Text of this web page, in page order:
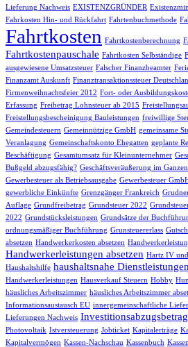
Lieferung Nachweis EXISTENZGRÜNDER
Fahrkosten Hin- und Rückfahrt Fahrtenbuchmethode
Fahrtkosten Fahrtkostenberechnung
Fahrtkostenpauschale Fahrtkosten Selbständige
ausgewiesene Umsatzsteuer Falscher Finanzbeamter
Finanzamt Auskunft Finanztransaktionssteuer
Firmenweihnachtsfeier 2012 Fort- oder
Erfassung Freibetrag Lohnsteuer ab 2015
Freistellungsbescheinigung Bauleistungen freiwillige
Gemeindesteuern Gemeinnützige GmbH gemeinsame
Veranlagung Gemeinschaftskonto Ehegatten geplante
Beschäftigung Gesamtumsatz für Kleinunternehmer
Bußgeld abzugsfähig? Geschäftsveräußerung im
Gewerbesteuer als Betriebsausgabe Gewerbesteuer
gewerbliche Einkünfte Grenzgänger Frankreich
Auflage Grundfreibetrag Grundsteuer 2022
2022 Grundstücksleistungen Grundsätze der
ordnungsmäßiger Buchführung Grunsteuererlass
absetzen Handwerkerkosten absetzen
Handwerkerleistungen absetzen Hartz IV
Haushaltshilfe haushaltsnahe Dienstleistungen
Handwerkerleistungen Hausverkauf Steuern Hobby
häusliches Arbeitszimmer häusliches Arbeitszimmer
Informationsaustausch EU innergemeinschaftliche
Lieferungen Nachweis Investitionsabzugsbetrag
Photovoltaik Istversteuerung Jobticket Kapitalerträge
Kapitalvermögen Kassen-Nachschau Kassenbuch